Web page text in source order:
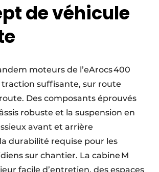
de véhicule
moteurs de l’eArocs 400
suffisante, sur route
Des composants éprouvés
robuste et la suspension en
avant et arrière
durabilité requise pour les
sur chantier. La cabine M
facile d’entretien, des espaces